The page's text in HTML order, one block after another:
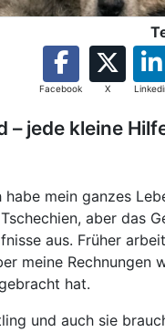
Facebook X
– jede kleine
mein ganzes
aber das
aus. Früher
meine
hat.
und auch sie